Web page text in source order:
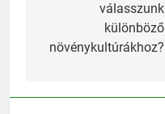
válasszunk
különböző
növénykultúrákhoz?